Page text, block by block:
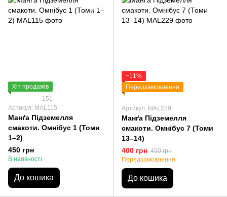
Хіт продажів
151
Артикул: MAL115
Манґа Підземелля
смакоти. Омнібус 1 (Томи
1–2)
450 грн
В наявності
До кошика
−11%
Передзамовлення
Артикул: MAL229
Манґа Підземелля
смакоти. Омнібус 7 (Томи
13–14)
400 грн 450 грн
Передзамовлення
До кошика